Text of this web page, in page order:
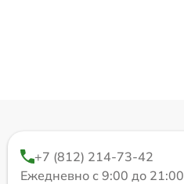
+7 (812) 214-73-42
Ежедневно с 9:00 до 21:00